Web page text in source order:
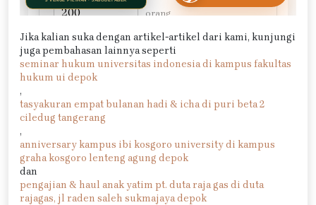
Jika kalian suka dengan artikel-artikel dari kami, kunjungi
juga pembahasan lainnya seperti
seminar hukum universitas indonesia di kampus fakultas
hukum ui depok
,
tasyakuran empat bulanan hadi & icha di puri beta 2
ciledug tangerang
,
anniversary kampus ibi kosgoro university di kampus
graha kosgoro lenteng agung depok
dan
pengajian & haul anak yatim pt. duta raja gas di duta
rajagas, jl raden saleh sukmajaya depok